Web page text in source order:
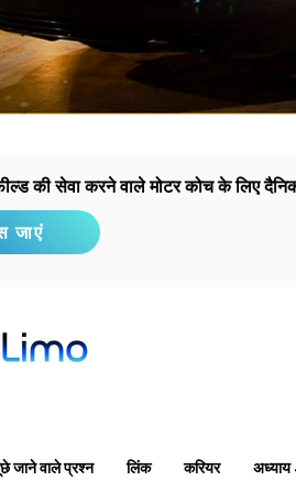
की सेवा करने वाले मोटर कोच के लिए
जाएं
जाने वाले प्रश्न लिंक करियर